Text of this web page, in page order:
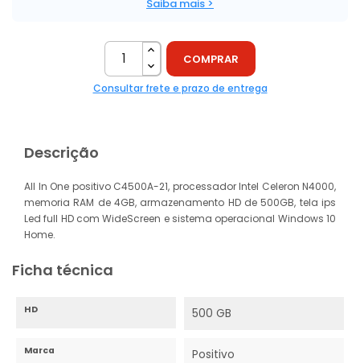
Saiba mais >
COMPRAR
Consultar frete e prazo de entrega
Descrição
All In One positivo C4500A-21, processador Intel Celeron N4000,
memoria RAM de 4GB, armazenamento HD de 500GB, tela ips
Led full HD com WideScreen e sistema operacional Windows 10
Home.
Ficha técnica
HD 500 GB
Marca Positivo